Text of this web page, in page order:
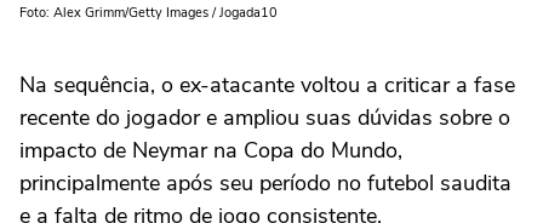
Foto: Alex Grimm/Getty Images / Jogada10
Na sequência, o ex-atacante voltou a criticar a fase
recente do jogador e ampliou suas dúvidas sobre o
impacto de Neymar na Copa do Mundo,
principalmente após seu período no futebol saudita
e a falta de ritmo de jogo consistente.